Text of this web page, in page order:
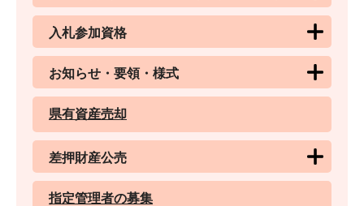
入札参加資格
お知らせ・要領・様式
県有資産売却
差押財産公売
指定管理者の募集